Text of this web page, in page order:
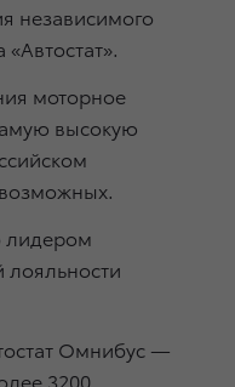
независимого
«Автостат».
моторное
высокую
лидером
лояльности
Омнибус —
3200